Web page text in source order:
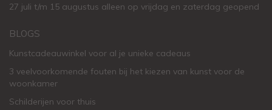
27 juli t/m 15 augustus alleen op vrijdag en zaterdag geopend
BLOGS
Kunstcadeauwinkel voor al je unieke cadeaus
3 veelvoorkomende fouten bij het kiezen van kunst voor de
woonkamer
Schilderijen voor thuis